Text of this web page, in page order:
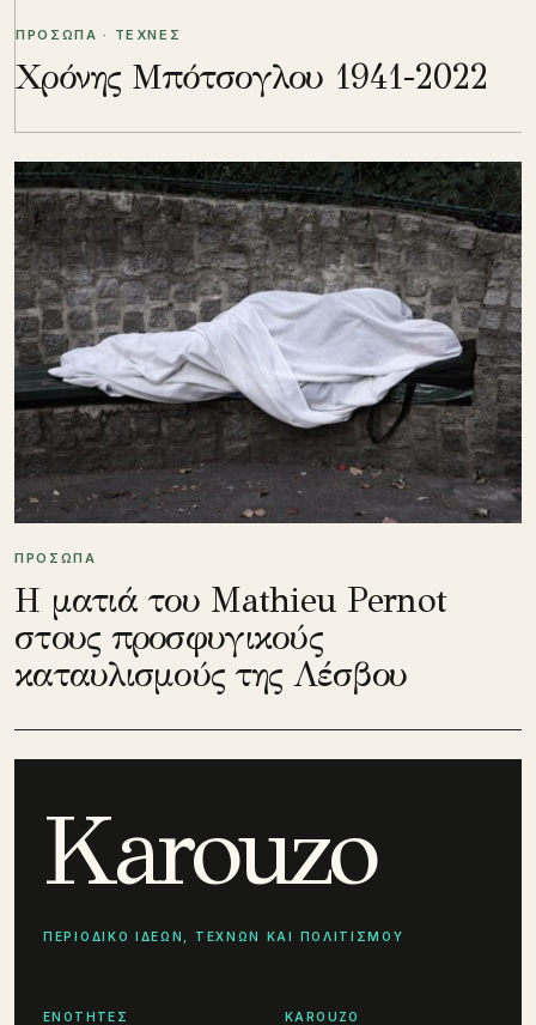
ΠΡΟΣΩΠΑ · ΤΕΧΝΕΣ
Χρόνης Μπότσογλου 1941-2022
ΠΡΟΣΩΠΑ
Η ματιά του Mathieu Pernot
στους προσφυγικούς
καταυλισμούς της Λέσβου
Karouzo
ΠΕΡΙΟΔΙΚΟ ΙΔΕΩΝ, ΤΕΧΝΩΝ ΚΑΙ ΠΟΛΙΤΙΣΜΟΥ
ΕΝΟΤΗΤΕΣ KAROUZO